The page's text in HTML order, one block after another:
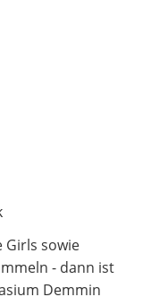
Girls sowie
- dann ist
Demmin